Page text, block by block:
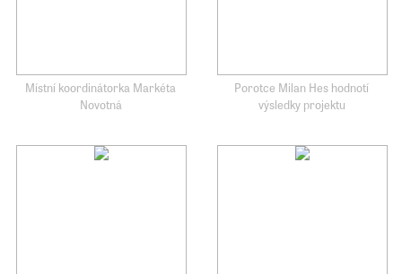
Místní koordinátorka Markéta
Novotná
Porotce Milan Hes hodnotí
výsledky projektu